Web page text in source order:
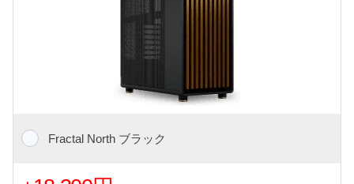
Fractal North ブラック